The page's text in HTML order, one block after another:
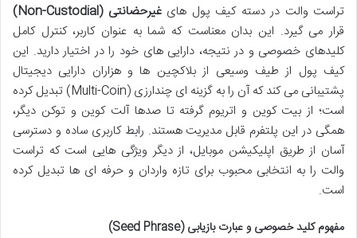
تراست والت در دسته کیف پول هایغیرحضانتی (Non-Custodial)
قرار می گیرد. این بدان معناست که شما به عنوان کاربر، کنترل کامل
کلیدهای خصوصی و در نتیجه، دارایی های خود را در اختیار دارید. این
کیف پول از طیف وسیعی از بلاکچین ها و هزاران دارایی دیجیتال
پشتیبانی می کند که آن را به گزینه ای چندارزی (Multi-Coin) تبدیل کرده
است؛ از بیت کوین و اتریوم گرفته تا صدها آلت کوین و توکن دیگر،
همگی در این پلتفرم قابل مدیریت هستند. رابط کاربری ساده و دسترسی
آسان از طریق اپلیکیشن موبایل، از دیگر ویژگی هایی است که تراست
والت را به انتخابی محبوب برای تازه واردان و حرفه ای ها تبدیل کرده
است.
مفهوم کلید خصوصی و عبارت بازیابی (Seed Phrase)